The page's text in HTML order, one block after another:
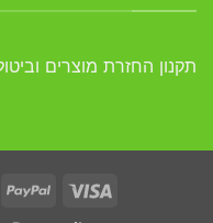
תקנון החזרת מוצרים
Visa